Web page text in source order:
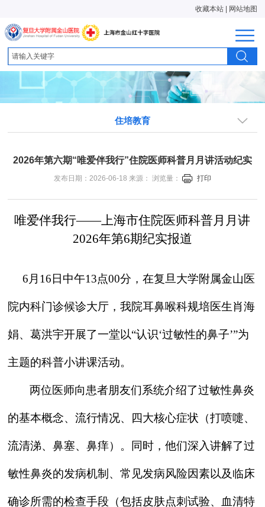
收藏本站 网站地图
住培教育
2026年第六期“唯爱伴我行”住院医师科普月月讲活动纪实
发布日期：2026-06-18 来源： 浏览量： 打印
唯爱伴我行——上海市住院医师科普月月讲
2026年第6期纪实报道
6 月16日中午13点00分，在复旦大学附属金山医
院内科门诊候诊大厅，我院耳鼻喉科规培医生肖海
娟、葛洪宇开展了一堂以“认识‘过敏性的鼻子’”为
主题的科普小讲课活动。
两位医师向患者朋友们系统介绍了过敏性鼻炎
的基本概念、流行情况、四大核心症状（打喷嚏、
流清涕、鼻塞、鼻痒）。同时，他们深入讲解了过
敏性鼻炎的发病机制、常见发病风险因素以及临床
确诊所需的检查手段（包括皮肤点刺试验、血清特